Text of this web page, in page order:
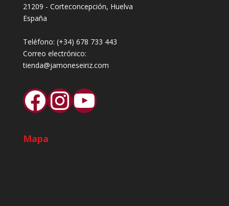
21209 - Corteconcepción, Huelva
España
Teléfono: (+34) 678 733 443
Correo electrónico:
tienda@jamoneseiriz.com
Facebook
Instagram
YouTube
Mapa